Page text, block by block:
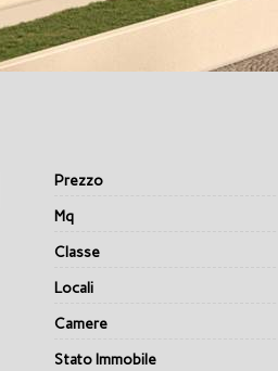
Prezzo
Mq
Classe
Locali
Camere
Stato Immobile